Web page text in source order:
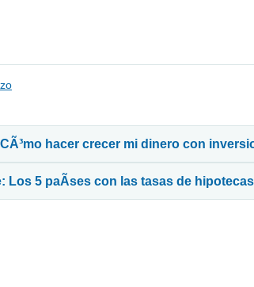
hacer crecer mi dinero con
Los 5 paÃ­ses con las tasas de hipotecas